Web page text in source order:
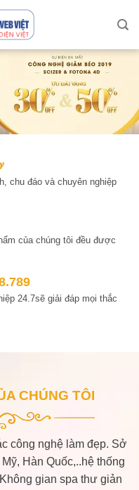
chu đáo và chuyên nghiệp
của chúng tôi đều được
24.7sẽ giải đáp mọi thắc
CHÚNG TÔI
công nghệ làm đẹp. Sở
Hàn Quốc,..hệ thống
gian spa thư giản